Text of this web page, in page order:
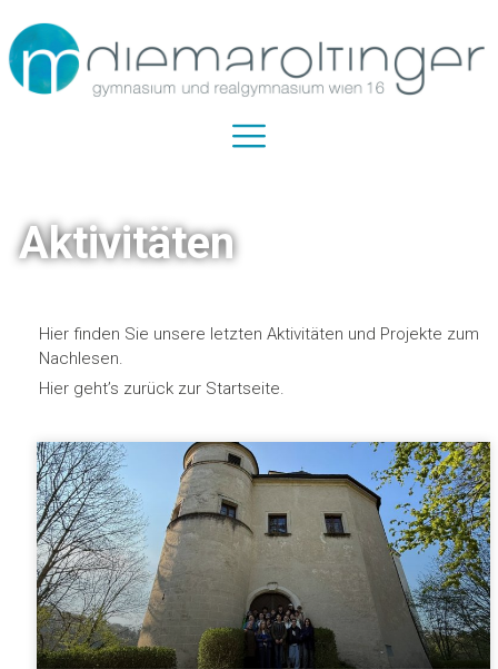
Aktivitäten
Hier finden Sie unsere letzten Aktivitäten und Projekte zum
Nachlesen.
Hier geht’s zurück zur Startseite.